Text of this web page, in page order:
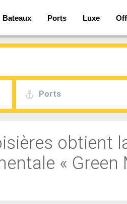
Bateaux Ports Luxe
Ports
obtient
« Green